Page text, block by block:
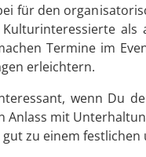
für den
Termine im
erleichtern.
wenn Du
mit
zu einem